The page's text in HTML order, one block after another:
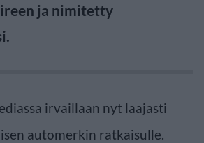
ja nimitetty
irvaillaan nyt laajasti
automerkin ratkaisulle.